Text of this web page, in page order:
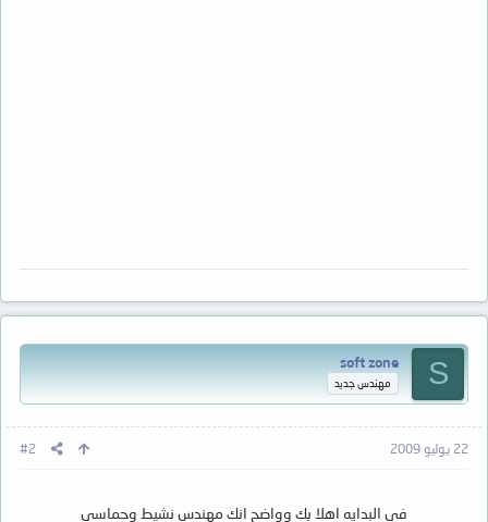
S
soft zone
مهندس جديد
22 يوليو 2009 #2
فى البدايه اهلا بك وواضح انك مهندس نشيط وحماسى